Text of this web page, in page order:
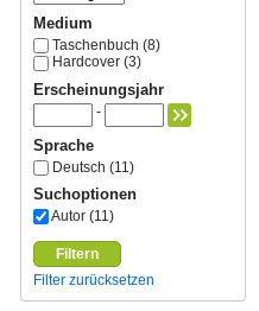
Medium
Taschenbuch (8)
Hardcover (3)
Erscheinungsjahr
-
Sprache
Deutsch (11)
Suchoptionen
Autor (11)
Filtern
Filter zurücksetzen